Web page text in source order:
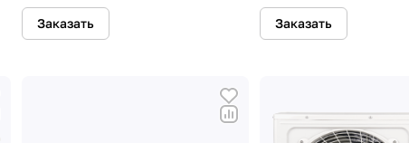
Заказать Заказать